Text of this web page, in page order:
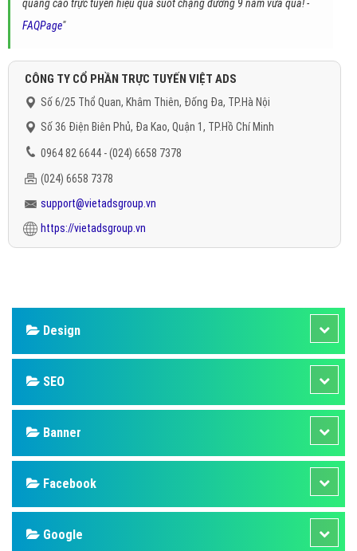
quảng cáo trực tuyến hiệu quả suốt chặng đường 9 năm vừa qua! -
FAQPage"
CÔNG TY CỔ PHẦN TRỰC TUYẾN VIỆT ADS
Số 6/25 Thổ Quan, Khâm Thiên, Đống Đa, TP.Hà Nội
Số 36 Điện Biên Phủ, Đa Kao, Quận 1, TP.Hồ Chí Minh
0964 82 6644 - (024) 6658 7378
(024) 6658 7378
support@vietadsgroup.vn
https://vietadsgroup.vn